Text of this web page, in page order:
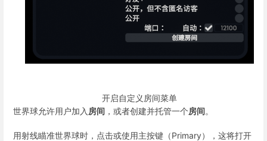
开启自定义房间菜单
世界球允许用户加入 房间 ，或者创建并托管一个房间。
用射线瞄准世界球时，点击或使用主按键（Primary），这将打开